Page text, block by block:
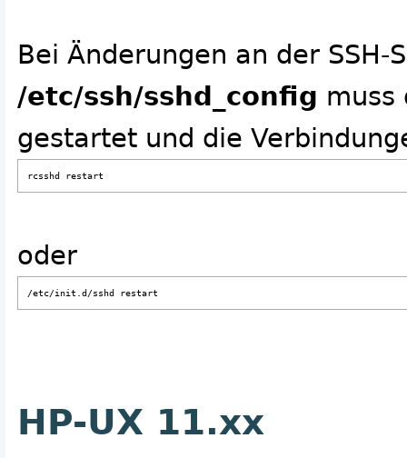
Bei Änderungen an der
/etc/ssh/sshd_config muss
gestartet und die
rcsshd restart
oder
/etc/init.d/sshd restart
HP-UX 11.xx